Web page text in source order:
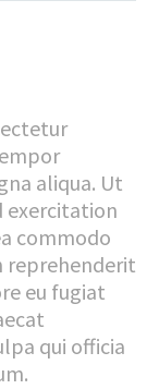
aliqua. Ut
exercitation
commodo
reprehenderit
eu fugiat
qui officia